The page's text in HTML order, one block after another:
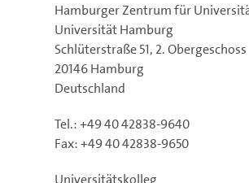
Hamburger Zentrum für
Universität Hamburg
Schlüterstraße 51, 2. Obergeschoss
20146 Hamburg
Deutschland
Tel.: +49 40 42838-9640
Fax: +49 40 42838-9650
Universitätskolleg